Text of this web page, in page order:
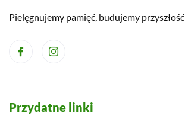
Pielęgnujemy pamięć, budujemy przyszłość
Przydatne linki